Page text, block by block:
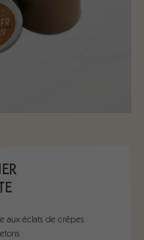
aux éclats de crêpes